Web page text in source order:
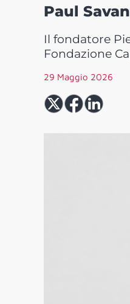
Paul
Il fondatore
Fondazione
29 Maggio 2026